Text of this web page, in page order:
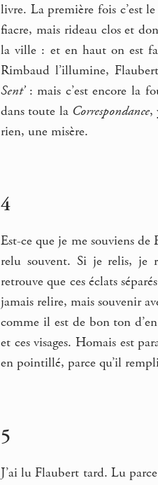
livre. La première fois c’est
fiacre, mais rideau clos et
la ville : et en haut on est
Rimbaud l’illumine,
Sent’: mais c’est encore la
dans toute la Correspondance,
rien, une misère.
4
Est-ce que je me souviens de
relu souvent. Si je relis, je
retrouve que ces éclats
jamais relire, mais souvenir
comme il est de bon ton
et ces visages. Homais est
en pointillé, parce qu’il
5
J’ai lu Flaubert tard. Lu